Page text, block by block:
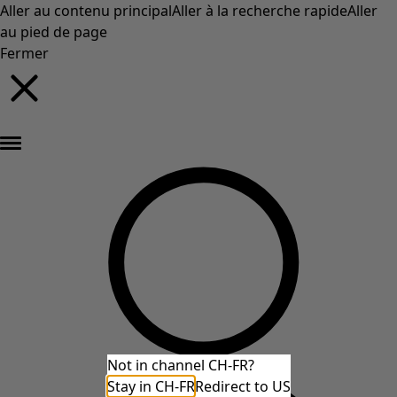
Aller au contenu principalAller à la recherche rapideAller
au pied de page
Fermer
Not in channel CH-FR?
Stay in CH-FRRedirect to US